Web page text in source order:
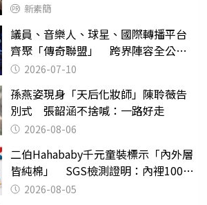
新素簡
議員、音樂人、球星、國際轉播平台
齊聚「傳奇聯盟」 跨界陣容全公
開 劍指亞洲新傳奇聯賽
2026-07-10
孫燕姿現身「天后化妝師」陳聆薇告
別式 張韶涵不捨喊：一路好走
2026-08-06
二伯Hahababy千元童裝標示「內外層
皆純棉」 SGS檢測證明：內裡100%
聚酯纖維
2026-08-05